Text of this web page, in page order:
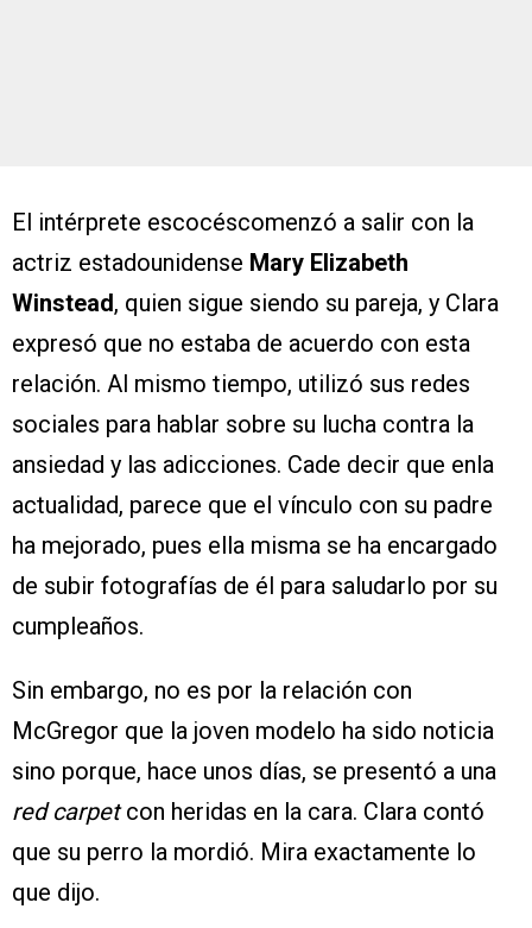
El intérprete escocéscomenzó a salir con la
actriz estadounidense Mary Elizabeth
Winstead, quien sigue siendo su pareja, y Clara
expresó que no estaba de acuerdo con esta
relación. Al mismo tiempo, utilizó sus redes
sociales para hablar sobre su lucha contra la
ansiedad y las adicciones. Cade decir que enla
actualidad, parece que el vínculo con su padre
ha mejorado, pues ella misma se ha encargado
de subir fotografías de él para saludarlo por su
cumpleaños.
Sin embargo, no es por la relación con
McGregor que la joven modelo ha sido noticia
sino porque, hace unos días, se presentó a una
red carpetcon heridas en la cara. Clara contó
que su perro la mordió. Mira exactamente lo
que dijo.